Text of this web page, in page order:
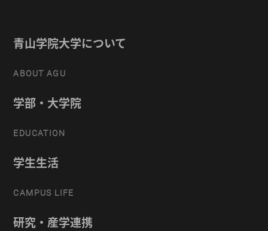
青山学院大学について
ABOUT AGU
学部・大学院
EDUCATION
学生生活
CAMPUS LIFE
研究・産学連携